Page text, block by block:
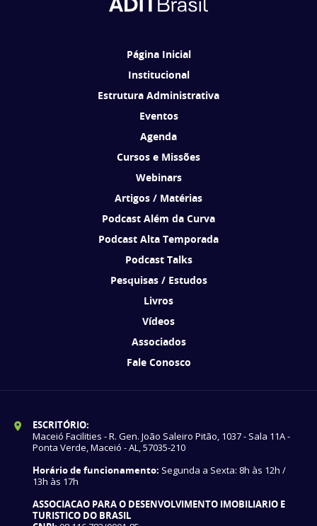
Ao se cadastrar, você concorda em receber comunicações da ADIT
Página Inicial
Institucional
Estrutura Administrativa
Eventos
Agenda
Cursos e Missões
Webinars
Artigos / Matérias
Podcast Além da Curva
Podcast Alta Temporada
Podcast Talks
Pesquisas / Estudos
Livros
Vídeos
Associados
Fale Conosco
ESCRITÓRIO:
Maceió Facilities - R. Gen. João Saleiro Pitão, 1037 - Sala 11A -
Ponta Verde, Maceió - AL, 57035-210
Horário de funcionamento: Segunda a Sexta: 8h às 12h /
13h às 17h
ASSOCIACAO PARA O DESENVOLVIMENTO IMOBILIARIO E
TURISTICO DO BRASIL